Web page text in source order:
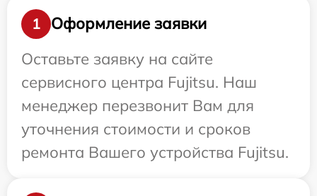
1
Оформление заявки
Оставьте заявку на сайте
сервисного центра Fujitsu. Наш
менеджер перезвонит Вам для
уточнения стоимости и сроков
ремонта Вашего устройства Fujitsu.